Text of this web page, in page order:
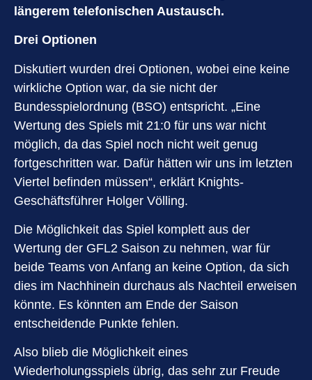
längerem telefonischen Austausch.
Drei Optionen
Diskutiert wurden drei Optionen, wobei eine keine
wirkliche Option war, da sie nicht der
Bundesspielordnung (BSO) entspricht. „Eine
Wertung des Spiels mit 21:0 für uns war nicht
möglich, da das Spiel noch nicht weit genug
fortgeschritten war. Dafür hätten wir uns im letzten
Viertel befinden müssen“, erklärt Knights-
Geschäftsführer Holger Völling.
Die Möglichkeit das Spiel komplett aus der
Wertung der GFL2 Saison zu nehmen, war für
beide Teams von Anfang an keine Option, da sich
dies im Nachhinein durchaus als Nachteil erweisen
könnte. Es könnten am Ende der Saison
entscheidende Punkte fehlen.
Also blieb die Möglichkeit eines
Wiederholungsspiels übrig, das sehr zur Freude